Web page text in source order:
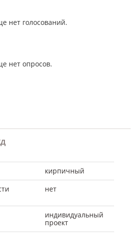
нет голосований.
нет опросов.
кирпичный
нет
индивидуальный
проект